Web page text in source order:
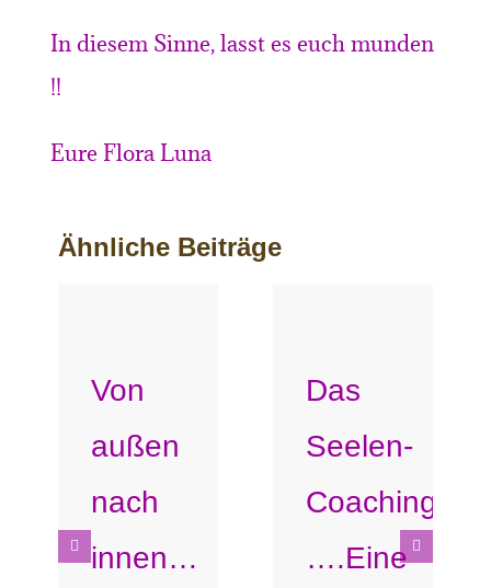
In diesem Sinne, lasst es euch munden
!!
Eure Flora Luna
Ähnliche Beiträge
Von
außen
nach
innen…
Das
Seelen-
Coaching
….Eine